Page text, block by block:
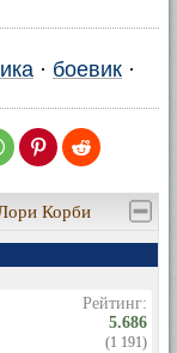
· боевик ·
Корби
Рейтинг:
5.686
(1 191)